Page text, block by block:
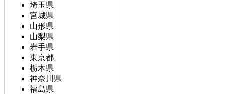
埼玉県
宮城県
山形県
山梨県
岩手県
東京都
栃木県
神奈川県
福島県